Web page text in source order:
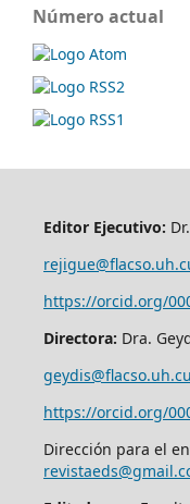
Número actual
Editor Ejecutivo:
https://orcid.org/
Directora: Dra.
geydis@flacso.uh.cu
https://orcid.org/
Dirección para el